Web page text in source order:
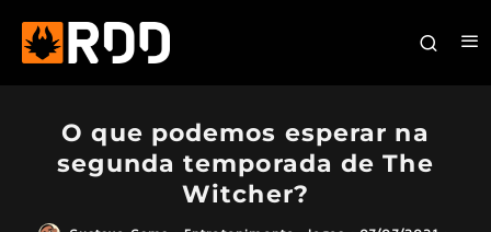
O que podemos esperar na
segunda temporada de The
Witcher?